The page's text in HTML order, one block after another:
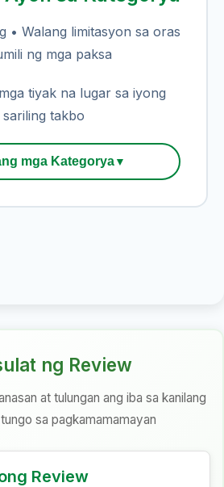
• Walang limitasyon sa oras
ng mga paksa
tiyak na lugar sa iyong
sariling takbo
mga Kategorya▼
3: Pamahalaan at batas
Mga Halaga ng Australia
ng Review
at tulungan ang iba sa kanilang
sa pagkamamamayan
Review